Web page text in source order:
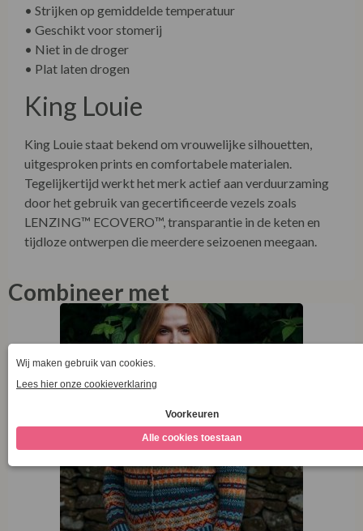
• Strijken op gemiddelde temperatuur
• Geschikt voor stomerij
• Niet in de droger
• Plat laten drogen
King Louie
King Louie staat bekend om vrouwelijke silhouetten,
uitgesproken prints en comfortabele materialen.
Tegelijkertijd werkt het merk actief aan verduurzaming
door het gebruik van gecertificeerde vezels zoals
LENZING™ ECOVERO™, transparantie in de keten en
tijdloze ontwerpen die meerdere seizoenen meegaan.
Combineer met